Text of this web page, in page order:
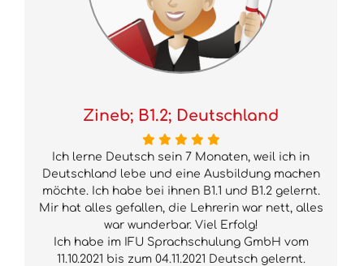
Zineb; B1.2; Deutschland
Ich lerne Deutsch sein 7 Monaten, weil ich in
Deutschland lebe und eine Ausbildung machen
möchte. Ich habe bei ihnen B1.1 und B1.2 gelernt.
Mir hat alles gefallen, die Lehrerin war nett, alles
war wunderbar. Viel Erfolg!
Ich habe im IFU Sprachschulung GmbH vom
11.10.2021 bis zum 04.11.2021 Deutsch gelernt.